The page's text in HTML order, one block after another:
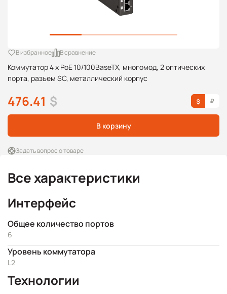
Коммутатор 4 x PoE 10/100BaseTX, многомод, 2 оптических
порта, разъем SC, металлический корпус
В избранное В сравнение
476.41 $
В корзину
Задать вопрос о товаре
Все характеристики
Интерфейс
Общее количество портов
6
Уровень коммутатора
L2
Технологии